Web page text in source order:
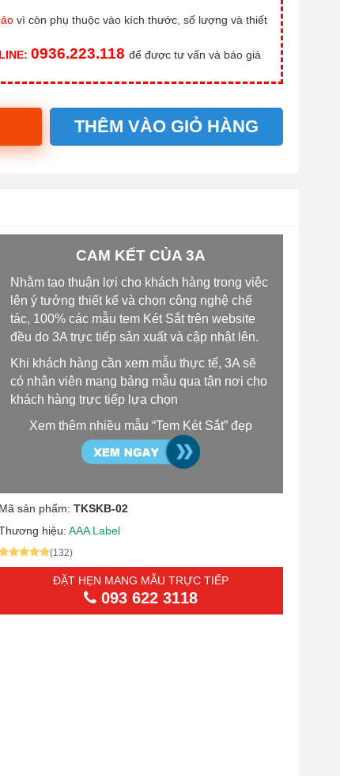
vì còn phụ thuộc vào kích thước, số lượng và thiết
0936.223.118 để được tư vấn và báo giá
THÊM VÀO GIỎ HÀNG
CAM KẾT CỦA 3A
Nhằm tạo thuận lợi cho khách hàng trong việc
lên ý tưởng thiết kế và chọn công nghệ chế
tác, 100% các mẫu tem Két Sắt trên website
đều do 3A trực tiếp sản xuất và cập nhật lên.
Khi khách hàng cần xem mẫu thực tế, 3A sẽ
có nhân viên mang bảng mẫu qua tận nơi cho
khách hàng trực tiếp lựa chọn
Xem thêm nhiều mẫu “Tem Két Sắt” đẹp
Mã sản phẩm: TKSKB-02
hiệu: AAA Label
(132)
ĐẶT HẸN MANG MẪU TRỰC TIẾP
093 622 3118